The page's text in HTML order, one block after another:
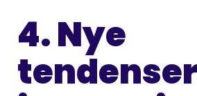
4. Nye